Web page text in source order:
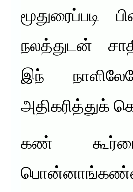
மூதுரைப்படி
நலத்துடன்
இந்
அதிகரித்துக்
கண்